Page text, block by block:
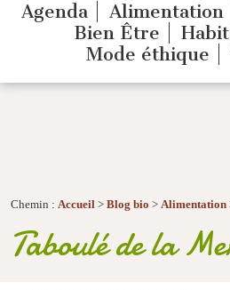
Agenda Alimentation
Bien Être
Mode éthique
Chemin : Accueil> Blog bio > Alimentation
Taboulé de la